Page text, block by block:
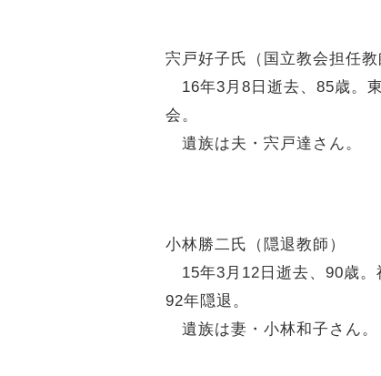
宍戸好子氏（国立教会担任教
16年3月8日逝去、85歳。
会。
遺族は夫・宍戸達さん。
小林勝二氏（隠退教師）
15年3月12日逝去、90歳。
92年隠退。
遺族は妻・小林和子さん。